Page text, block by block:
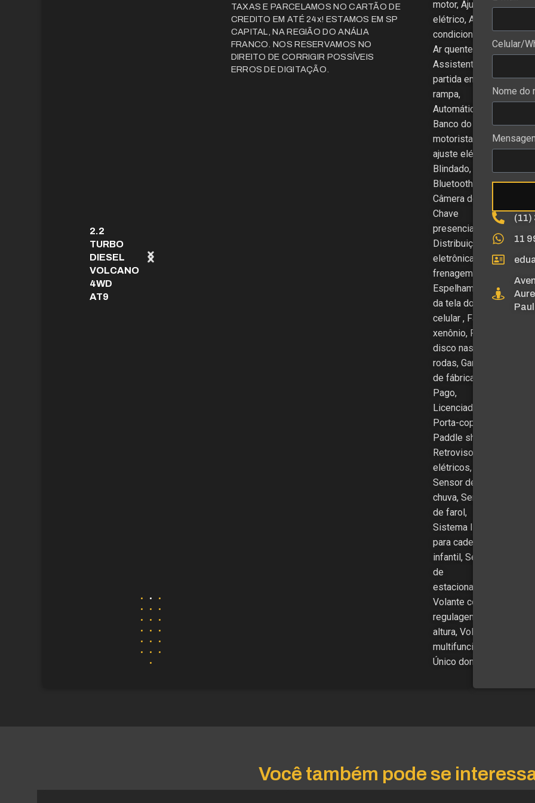
2.2
TURBO
DIESEL
VOLCANO
4WD
AT9
TAXAS E PARCELAMOS NO CARTÃO DE
CREDITO EM ATÉ 24x! ESTAMOS EM SP
CAPITAL, NA REGIÃO DO ANÁLIA
FRANCO. NOS RESERVAMOS NO
DIREITO DE CORRIGIR POSSÍVEIS
ERROS DE DIGITAÇÃO.
motor, Ajuste
elétrico, Ar
condicionado ,
Ar quente,
Assistente de
partida em
rampa,
Automático,
Banco do
motorista com
ajuste elétrico,
Blindado,
Bluetooth,
Câmera de ré,
Chave
presencial,
Distribuição
eletrônica de
frenagem,
Espelhamento
da tela do
celular , Farol
xenônio, Freio a
disco nas 4
rodas, Garantia
de fábrica, IPVA
Pago,
Licenciado,
Porta-copos,
Paddle shift,
Retrovisor
elétricos,
Sensor de
chuva, Sensor
de farol,
Sistema Isofix
para cadeira
infantil, Sensor
de
estacionamento,
Volante com
regulagem de
altura, Volante
multifuncional,
Único dono
Celular/
Nome do
(11)
11
Você também pode se